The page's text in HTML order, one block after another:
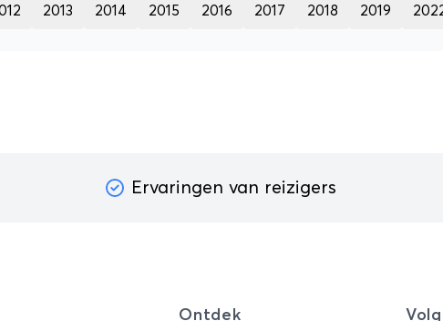
2013 2014 2015 2016 2017 2018 2019
Ervaringen van reizigers
Ontdek